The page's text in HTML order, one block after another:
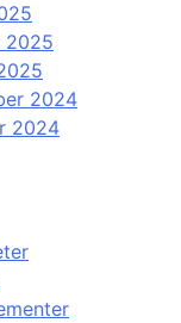
2025
2024
2024